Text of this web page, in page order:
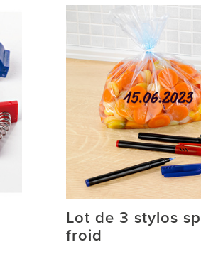
Lot de 3 stylos
froid